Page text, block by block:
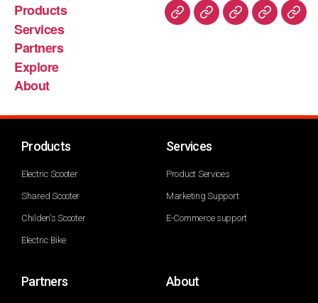
Products
Services
Partners
Explore
About
Products
Electric Scooter
Shared Scooter
Childen's Scooter
Electric Bike
Services
Product Services
Marketing Support
E-Commerce support
Partners About